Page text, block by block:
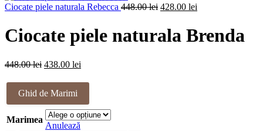
fost:
418.00 lei.
Ciocate piele naturala Rebecca 448.00lei Prețul
fost:
428.00 lei
428.00 lei.
Ciocate piele naturala Brenda
448.00lei Prețul
a
fost:
448.00 lei.
438.00 lei
este:
Ghid de Marimi
Marimea
Anulează